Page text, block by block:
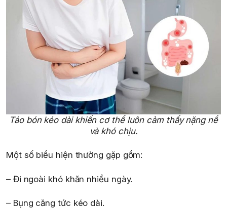
Táo bón kéo dài khiến cơ thể luôn cảm thấy nặng nề
và khó chịu.
Một số biểu hiện thường gặp gồm:
– Đi ngoài khó khăn nhiều ngày.
– Bụng căng tức kéo dài.